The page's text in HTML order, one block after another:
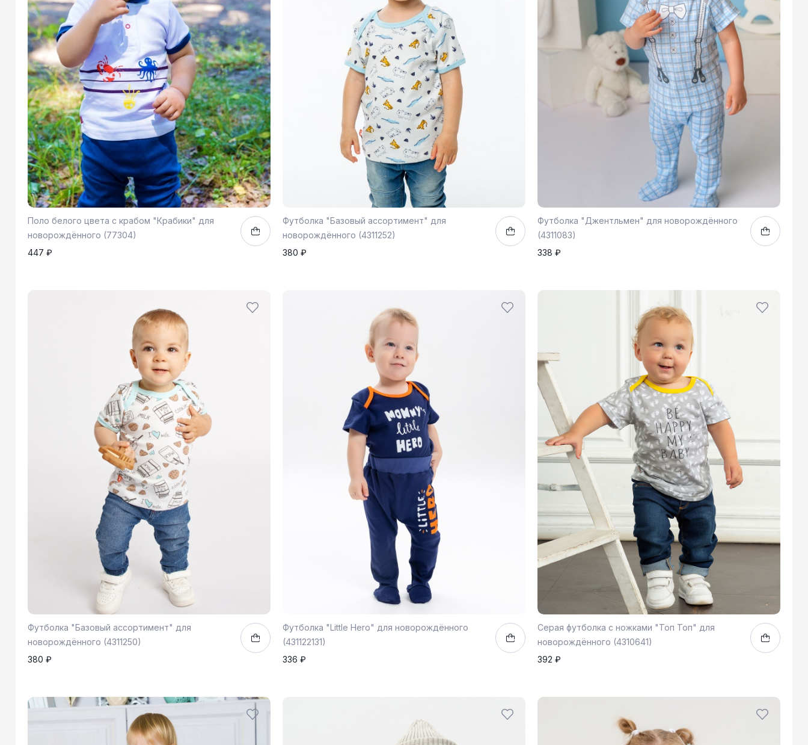
Поло белого цвета с крабом "Крабики" для
новорождённого (77304)
447 ₽
62
Футболка "Базовый ассортимент" для
новорождённого (4311252)
380 ₽
62
Футболка "Джентльмен" для новорождённого
(4311083)
338 ₽
74
Футболка "Базовый ассортимент" для
новорождённого (4311250)
380 ₽
62
Футболка "Little Hero" для новорождённого
(431122131)
336 ₽
74
Серая футболка с ножками "Топ Топ" для
новорождённого (4310641)
392 ₽
62